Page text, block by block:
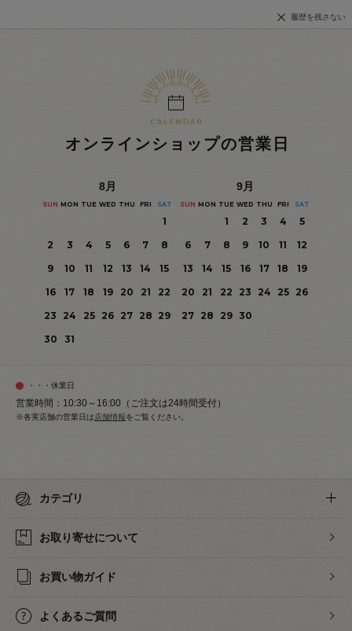
履歴を残さない
オンラインショップの営業日
8月
SUN MON TUE WED THU FRI SAT
1
2
3 4 5 6 7
8
9
10 11 12 13 14
15
16
17 18 19 20 21
22
23
24 25 26 27 28 29
30
31
9月
SUN MON TUE WED THU FRI SAT
1 2 3 4
5
6
7 8 9 10 11
12
13
14 15 16 17 18
19
20
21 22 23 24 25
26
27 28 29 30
・・・休業日
営業時間：10:30～16:00（ご注文は24時間受付）
※各実店舗の営業日は 店舗情報をご覧ください。
カテゴリ
お取り寄せについて
お買い物ガイド
よくあるご質問